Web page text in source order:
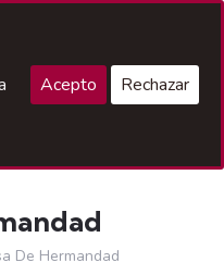
De Hermandad
Acepto Rechazar